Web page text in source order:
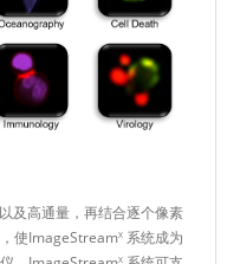
及高通量，再结合逐个像素
使ImageStreamX 系统成为
X